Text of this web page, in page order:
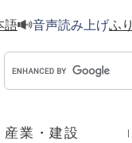
語 音声読み上げふ
産業・建設